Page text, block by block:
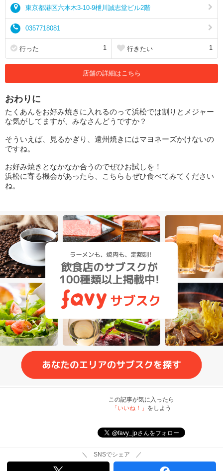
東京都港区六本木3-10-9枻川誠志堂ビル2階
0357718081
行った 1 行きたい 1
店舗の詳細はこちら
おわりに
たくあんをお好み焼きに入れるのって浜松では割りとメジャー
な気がしてますが、みなさんどうですか？
そういえば、見るかぎり、遠州焼きにはマヨネーズかけないの
ですね。
お好み焼きとなかなか合うのでぜひお試しを！
浜松に寄る機会があったら、こちらもぜひ食べてみてください
ね。
この記事が気に入ったら
「いいね！」 をしよう
＼ SNSでシェア ／